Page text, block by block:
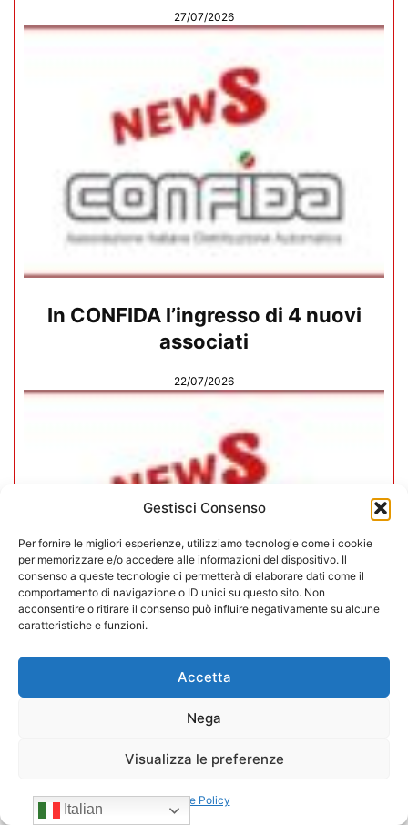
Gestisci Consenso
Per fornire le migliori esperienze, utilizziamo tecnologie come i cookie
per memorizzare e/o accedere alle informazioni del dispositivo. Il
consenso a queste tecnologie ci permetterà di elaborare dati come il
comportamento di navigazione o ID unici su questo sito. Non
acconsentire o ritirare il consenso può influire negativamente su alcune
caratteristiche e funzioni.
Accetta
Nega
Visualizza le preferenze
Cookie Policy
27/07/2026
In CONFIDA l’ingresso di 4 nuovi
associati
22/07/2026
CONFIDA Servizi srl presenta il
Italian